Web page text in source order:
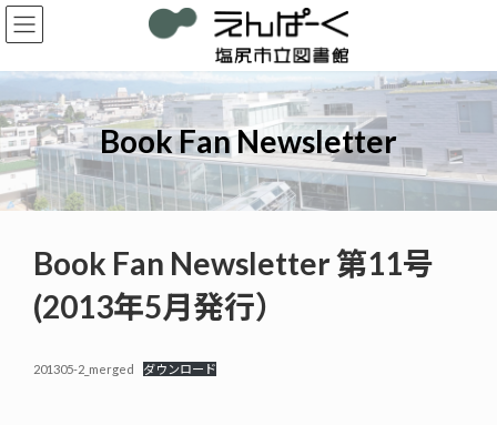
コ
ン
ン
ツ
へ
ス
キ
ッ
プ
ナ
ビ
ー
シ
ョ
ン
に
移
動
Book Fan Newsletter
Book Fan Newsletter 第11号
(2013年5月発行）
201305-2_merged ダウンロード